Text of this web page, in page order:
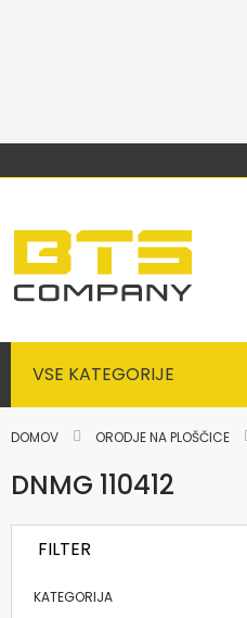
VSE KATEGORIJE
DOMOV ORODJE NA PLOŠČICE
DNMG 110412
FILTER
KATEGORIJA